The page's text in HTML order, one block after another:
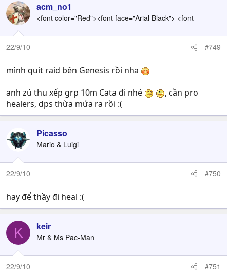
acm_no1
<font color="Red"><font face="Arial Black"> <font
22/9/10 #749
mình quit raid bên Genesis rồi nha
anh zú thu xếp grp 10m Cata đi nhé
, cần pro
healers, dps thừa mứa ra rồi :(
Picasso
Mario & Luigi
22/9/10 #750
hay để thầy đi heal :(
K keir
Mr & Ms Pac-Man
22/9/10 #751